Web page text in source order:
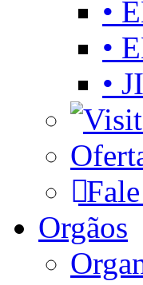
•
•
•
Fale
Orgãos